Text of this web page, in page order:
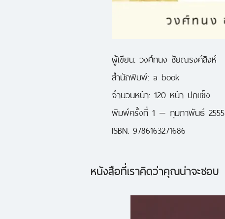
ผู้เขียน: วงศ์ทนง ชัยณรงค์สิงห์
สำนักพิมพ์: a book
จำนวนหน้า: 120 หน้า ปกแข็ง
พิมพ์ครั้งที่ 1 — กุมภาพันธ์ 2555
ISBN: 9786163271686
หนังสือที่เราคิดว่าคุณน่าจะชอบ